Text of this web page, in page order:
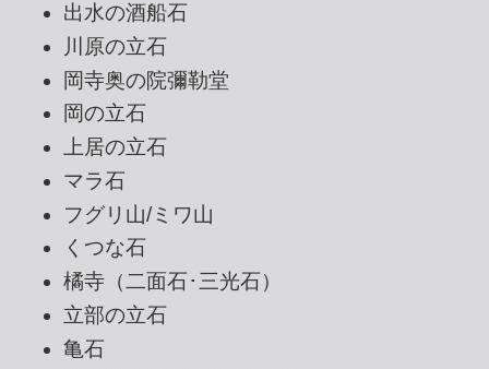
出水の酒船石
川原の立石
岡寺奥の院彌勒堂
岡の立石
上居の立石
マラ石
フグリ山/ミワ山
くつな石
橘寺（二面石･三光石）
立部の立石
亀石